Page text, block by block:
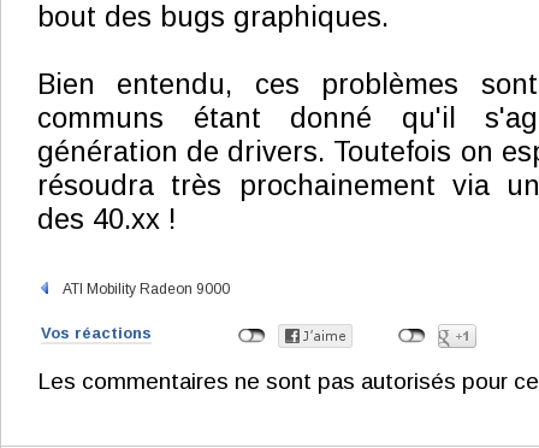
bout des bugs graphiques.
Bien entendu, ces problèmes
communs étant donné qu'il
génération de drivers. Toutefois on
résoudra très prochainement via
des 40.xx !
ATI Mobility Radeon 9000
Vos réactions
Les commentaires ne sont pas autorisés pour